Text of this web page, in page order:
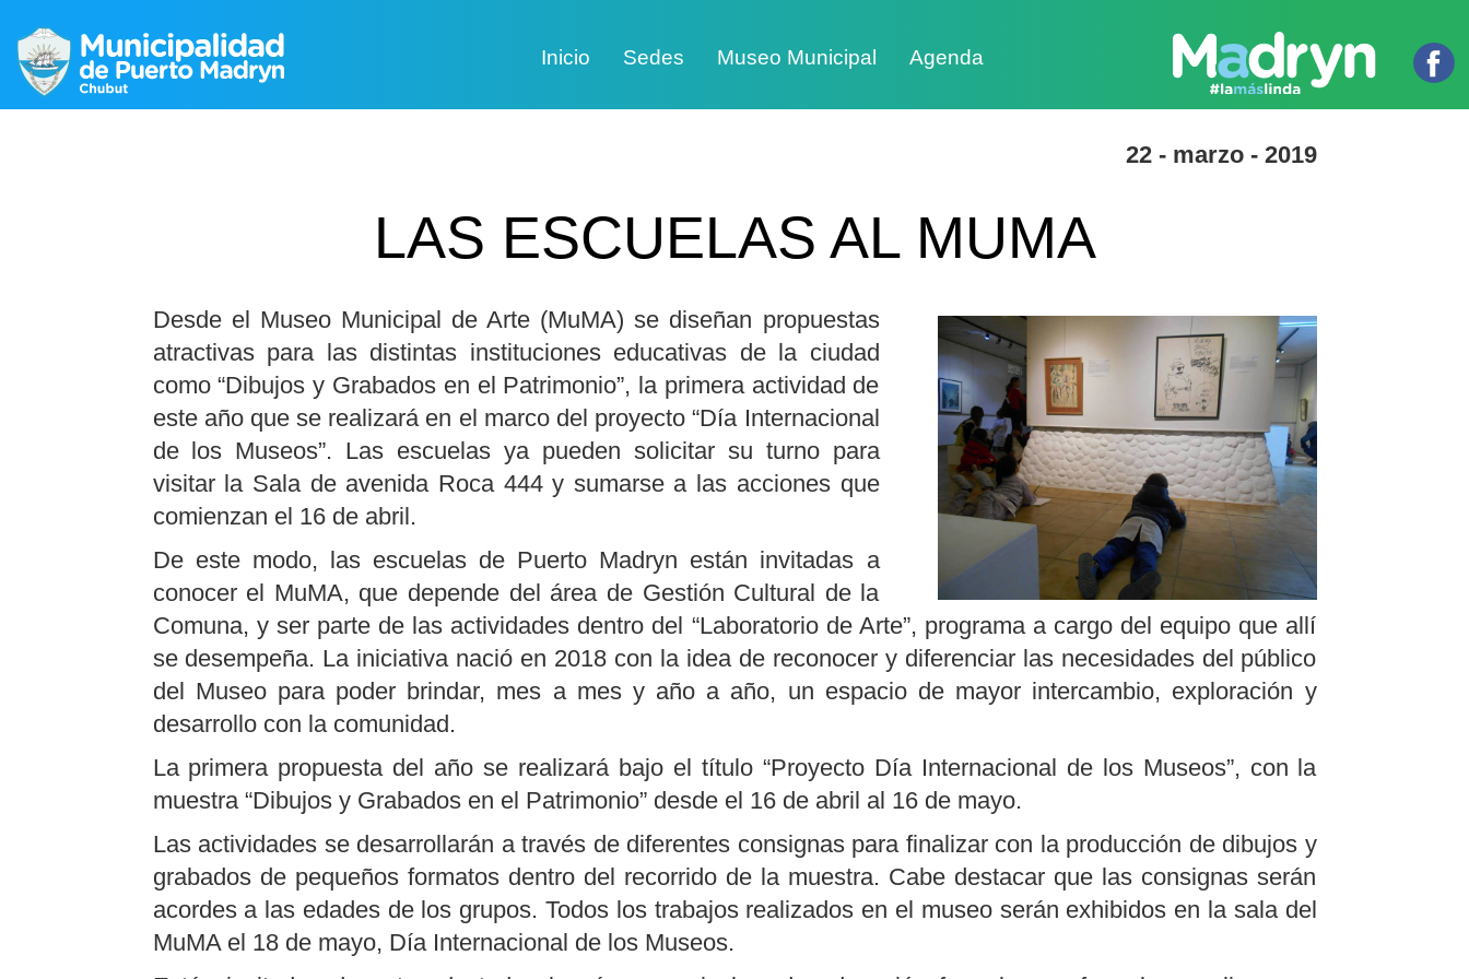
Inicio Sedes Museo Municipal Agenda
22 - marzo - 2019
LAS ESCUELAS AL MUMA
Desde el Museo Municipal de Arte (MuMA) se diseñan propuestas
atractivas para las distintas instituciones educativas de la ciudad
como “Dibujos y Grabados en el Patrimonio”, la primera actividad de
este año que se realizará en el marco del proyecto “Día Internacional
de los Museos”. Las escuelas ya pueden solicitar su turno para
visitar la Sala de avenida Roca 444 y sumarse a las acciones que
comienzan el 16 de abril.
De este modo, las escuelas de Puerto Madryn están invitadas a
conocer el MuMA, que depende del área de Gestión Cultural de la
Comuna, y ser parte de las actividades dentro del “Laboratorio de Arte”, programa a cargo del equipo que allí
se desempeña. La iniciativa nació en 2018 con la idea de reconocer y diferenciar las necesidades del público
del Museo para poder brindar, mes a mes y año a año, un espacio de mayor intercambio, exploración y
desarrollo con la comunidad.
La primera propuesta del año se realizará bajo el título “Proyecto Día Internacional de los Museos”, con la
muestra “Dibujos y Grabados en el Patrimonio” desde el 16 de abril al 16 de mayo.
Las actividades se desarrollarán a través de diferentes consignas para finalizar con la producción de dibujos y
grabados de pequeños formatos dentro del recorrido de la muestra. Cabe destacar que las consignas serán
acordes a las edades de los grupos. Todos los trabajos realizados en el museo serán exhibidos en la sala del
MuMA el 18 de mayo, Día Internacional de los Museos.